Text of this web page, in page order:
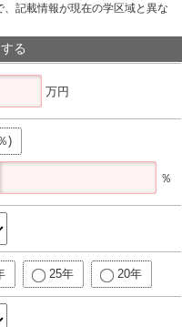
記載情報が現在の学区域と異な
る
万円
)
％
25年 20年